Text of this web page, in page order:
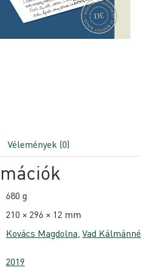
Vélemények (0)
680 g
210 × 296 × 12 mm
Kovács Magdolna Vad Kálmánné
2019